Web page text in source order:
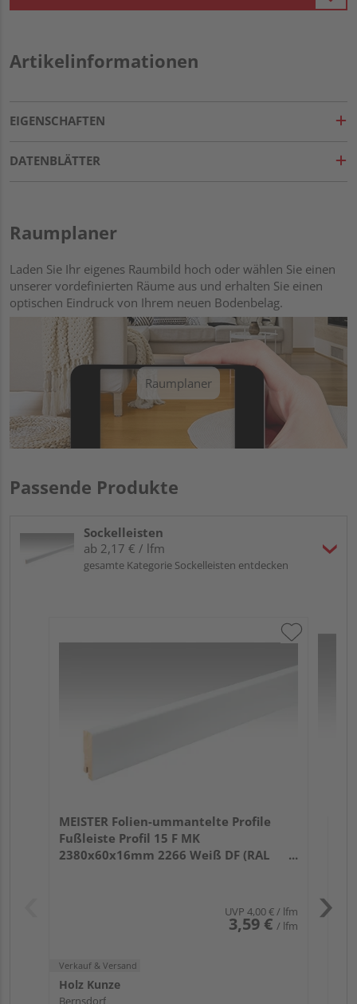
Artikelinformationen
EIGENSCHAFTEN
DATENBLÄTTER
Raumplaner
Laden Sie Ihr eigenes Raumbild hoch oder wählen Sie einen
unserer vordefinierten Räume aus und erhalten Sie einen
optischen Eindruck von Ihrem neuen Bodenbelag.
Raumplaner
Passende Produkte
Sockelleisten
ab 2,17 € / lfm
gesamte Kategorie Sockelleisten entdecken
MEISTER Folien-ummantelte Profile
Fußleiste Profil 15 F MK
2380x60x16mm 2266 Weiß DF (RAL
UVP 4,00 €/ lfm
3,59 € / lfm
Verkauf & Versand
Holz Kunze
Bernsdorf